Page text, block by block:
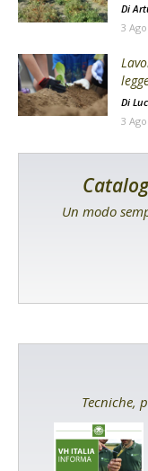
Di
3
Di
3
Un modo
Tecniche,